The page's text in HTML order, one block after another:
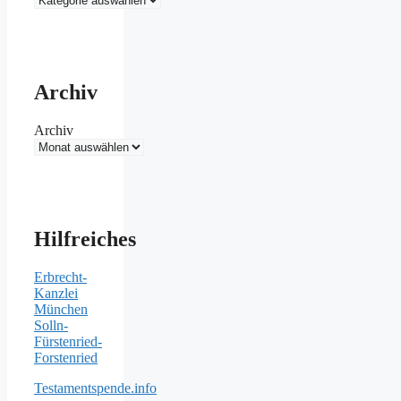
Archiv
Archiv
Hilfreiches
Erbrecht-
Kanzlei
München
Solln-
Fürstenried-
Forstenried
Testamentspende.info